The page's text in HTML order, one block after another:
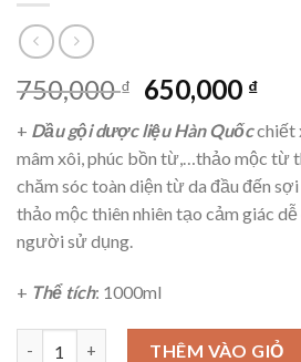
750,000₫ 650,000 ₫
+ Dầu gội dược liệu Hàn Quốcchiết
mâm xôi, phúc bồn từ,…thảo mộc từ
chăm sóc toàn diện từ da đầu đến
thảo mộc thiên nhiên tạo cảm giác
người sử dụng.
+ Thể tích: 1000ml
THÊM VÀO GIỎ